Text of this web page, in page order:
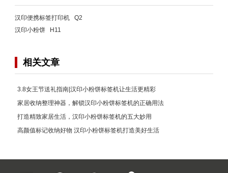
汉印便携标签打印机 Q2
汉印小粉饼 H11
相关文章
3.8女王节送礼指南|汉印小粉饼标签机让生活更精彩
家居收纳整理神器，解锁汉印小粉饼标签机的正确用法
打造精致家居生活，汉印小粉饼标签机的五大妙用
高颜值标记收纳好物 汉印小粉饼标签机打造美好生活